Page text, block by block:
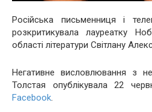
Російська письменниця і
розкритикувала лауреатку
області літератури Світлану
Негативне висловлювання з
Толстая опублікувала 22
Facebook.